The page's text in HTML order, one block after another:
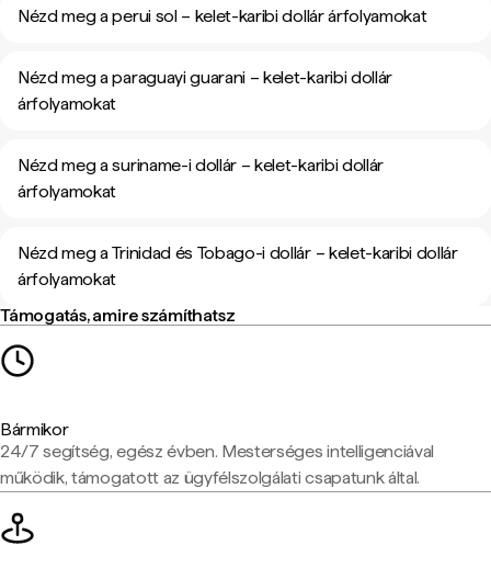
Nézd meg a perui sol – kelet-karibi dollár árfolyamokat
Nézd meg a paraguayi guarani – kelet-karibi dollár
árfolyamokat
Nézd meg a suriname-i dollár – kelet-karibi dollár
árfolyamokat
Nézd meg a Trinidad és Tobago-i dollár – kelet-karibi dollár
árfolyamokat
Támogatás, amire számíthatsz
Bármikor
24/7 segítség, egész évben. Mesterséges intelligenciával
működik, támogatott az ügyfélszolgálati csapatunk által.